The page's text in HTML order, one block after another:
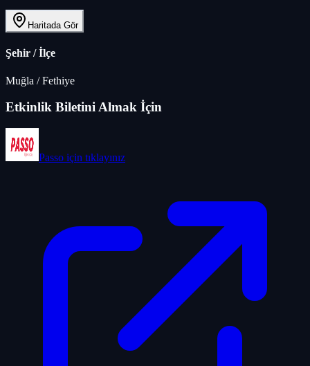
Haritada Gör
Şehir / İlçe
Muğla /Fethiye
Etkinlik Biletini Almak İçin
Passo için tıklayınız